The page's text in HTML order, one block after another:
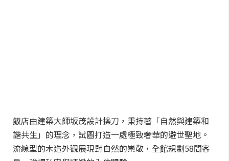
飯店由建築大師坂茂設計操刀，秉持著「自然與建築和
諧共生」的理念，試圖打造一處極致奢華的避世聖地。
流線型的木造外觀展現對自然的崇敬，全館規劃58間客